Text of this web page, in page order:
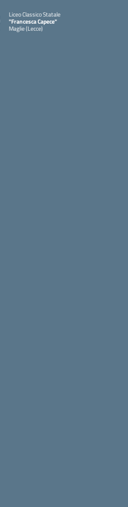
Liceo Classico Statale
"Francesca Capece"
Maglie (Lecce)